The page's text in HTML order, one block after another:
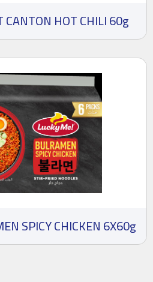
CANTON HOT CHILI 60g
SPICY CHICKEN 6X60g